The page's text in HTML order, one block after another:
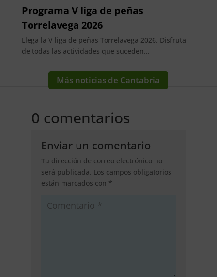
Programa V liga de peñas
Torrelavega 2026
Llega la V liga de peñas Torrelavega 2026. Disfruta
de todas las actividades que suceden...
Más noticias de Cantabria
0 comentarios
Enviar un comentario
Tu dirección de correo electrónico no
será publicada. Los campos obligatorios
están marcados con *